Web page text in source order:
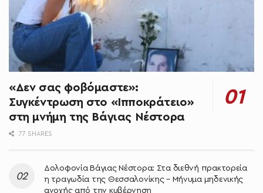
«Δεν σας φοβόμαστε»:
Συγκέντρωση στο «Ιπποκράτειο»
στη μνήμη της Βάγιας Νέστορα
77 SHARES
Δολοφονία Βάγιας Νέστορα: Στα διεθνή πρακτορεία
η τραγωδία της Θεσσαλονίκης – Μήνυμα μηδενικής
ανοχής από την κυβέρνηση